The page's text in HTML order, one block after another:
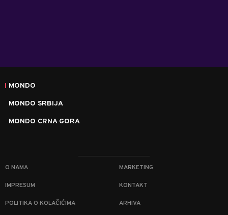
MONDO
MONDO SRBIJA
MONDO CRNA GORA
O NAMA MARKETING
IMPRESUM KONTAKT
POLITIKA O KOLAČIĆIMA ARHIVA